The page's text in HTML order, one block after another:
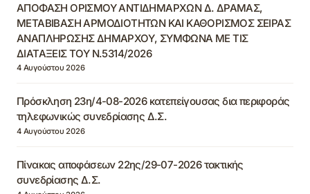
ΑΠΟΦΑΣΗ ΟΡΙΣΜΟΥ ΑΝΤΙΔΗΜΑΡΧΩΝ Δ. ΔΡΑΜΑΣ,
ΜΕΤΑΒΙΒΑΣΗ ΑΡΜΟΔΙΟΤΗΤΩΝ ΚΑΙ ΚΑΘΟΡΙΣΜΟΣ ΣΕΙΡΑΣ
ΑΝΑΠΛΗΡΩΣΗΣ ΔΗΜΑΡΧΟΥ, ΣΥΜΦΩΝΑ ΜΕ ΤΙΣ
ΔΙΑΤΑΞΕΙΣ ΤΟΥ Ν.5314/2026
4 Αυγούστου 2026
Πρόσκληση 23η/4-08-2026 κατεπείγουσας δια περιφοράς
τηλεφωνικώς συνεδρίασης Δ.Σ.
4 Αυγούστου 2026
Πίνακας αποφάσεων 22ης/29-07-2026 τακτικής
συνεδρίασης Δ.Σ.